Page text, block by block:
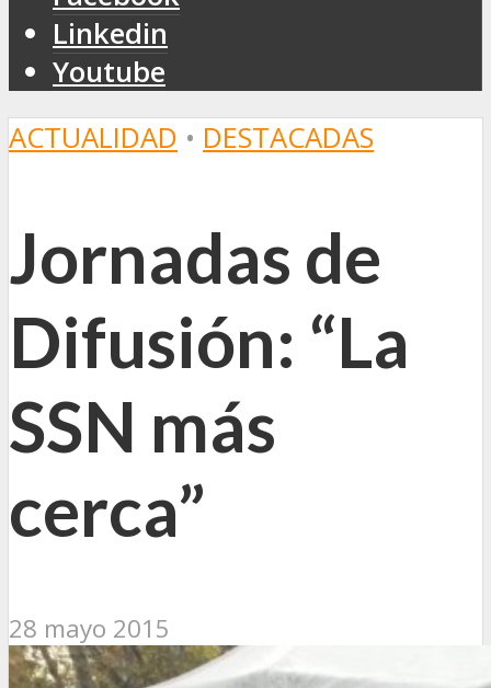
Linkedin
Youtube
ACTUALIDAD • DESTACADAS
Jornadas de
Difusión: “La
SSN más
cerca”
28 mayo 2015